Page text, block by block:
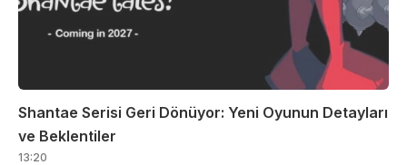
Shantae Serisi Geri Dönüyor: Yeni Oyunun Detayları
ve Beklentiler
13:20